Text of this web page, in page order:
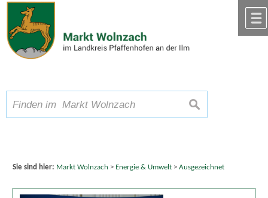
Zum Inhalt,zur Navigation
Schriftgröße A A A suchen
Sie sind hier: Markt Wolnzach > Energie & Umwelt> Ausgezeichnet